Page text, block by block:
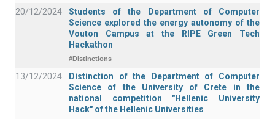
20/12/2024
Students of the Department of Computer
Science explored the energy autonomy of the
Vouton Campus at the RIPE Green Tech
Hackathon
#Distinctions
13/12/2024
Distinction of the Department of Computer
Science of the University of Crete in the
national competition "Hellenic University
Hack" of the Hellenic Universities